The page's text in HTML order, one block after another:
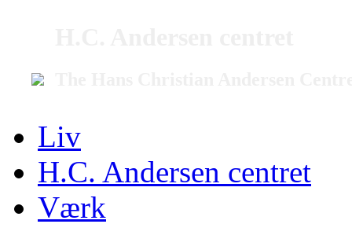
Liv
H.C. Andersen centret
Værk